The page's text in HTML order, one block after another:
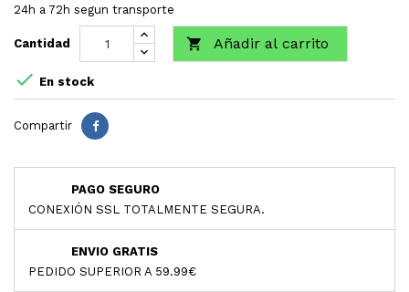
24h a 72h segun transporte
Cantidad  Añadir al carrito
 En stock
Compartir
PAGO SEGURO
CONEXIÓN SSL TOTALMENTE SEGURA.
ENVIO GRATIS
PEDIDO SUPERIOR A 59.99€